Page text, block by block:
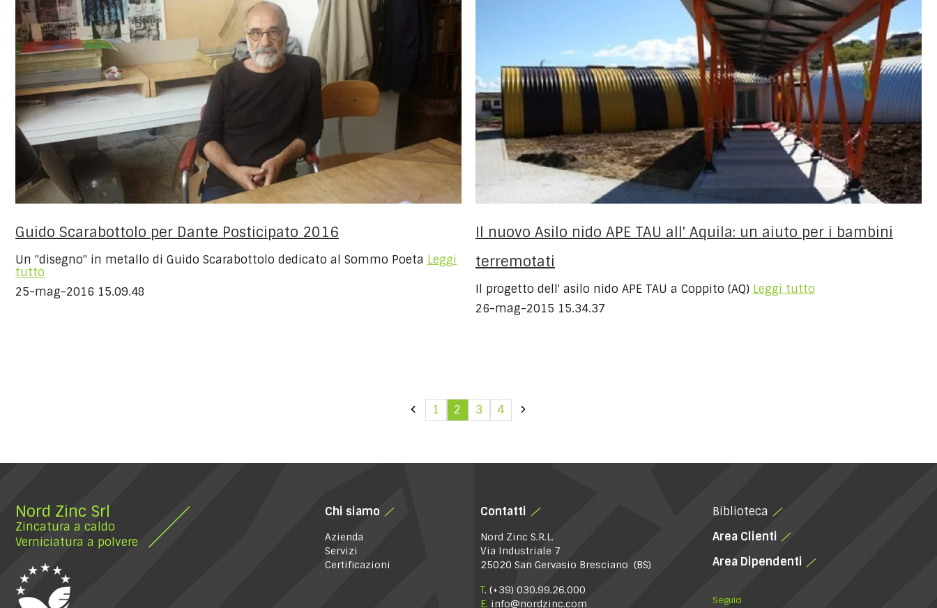
Guido Scarabottolo per Dante Posticipato 2016
Un "disegno" in metallo di Guido Scarabottolo dedicato al Sommo Poeta Leggi
tutto
25-mag-2016 15.09.48
Il nuovo Asilo nido APE TAU all' Aquila: un aiuto per i bambini
terremotati
Il progetto dell' asilo nido APE TAU a Coppito (AQ) Leggi tutto
26-mag-2015 15.34.37
1 2 3 4
Nord Zinc Srl
Zincatura a caldo
Verniciatura a polvere
Chi siamo
Azienda
Servizi
Certificazioni
Contatti
Nord Zinc S.R.L.
Via Industriale 7
25020 San Gervasio Bresciano (BS)
T. (+39) 030.99.26.000
E. info@nordzinc.com
Biblioteca
Area Clienti
Area Dipendenti
Seguici